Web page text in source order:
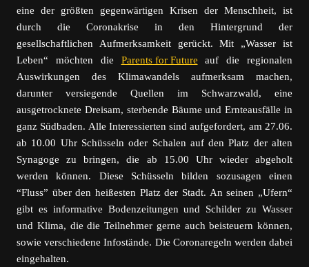
eine der größten gegenwärtigen Krisen der Menschheit, ist
durch die Coronakrise in den Hintergrund der
gesellschaftlichen Aufmerksamkeit gerückt. Mit „Wasser ist
Leben“ möchten die Parents for Future auf die regionalen
Auswirkungen des Klimawandels aufmerksam machen,
darunter versiegende Quellen im Schwarzwald, eine
ausgetrocknete Dreisam, sterbende Bäume und Ernteausfälle in
ganz Südbaden. Alle Interessierten sind aufgefordert, am 27.06.
ab 10.00 Uhr Schüsseln oder Schalen auf den Platz der alten
Synagoge zu bringen, die ab 15.00 Uhr wieder abgeholt
werden können. Diese Schüsseln bilden sozusagen einen
“Fluss” über den heißesten Platz der Stadt. An seinen „Ufern“
gibt es informative Bodenzeitungen und Schilder zu Wasser
und Klima, die die Teilnehmer gerne auch beisteuern können,
sowie verschiedene Infostände. Die Coronaregeln werden dabei
eingehalten.